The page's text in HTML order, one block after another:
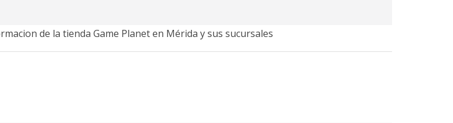
de la tienda Game Planet en Mérida y sus sucursales